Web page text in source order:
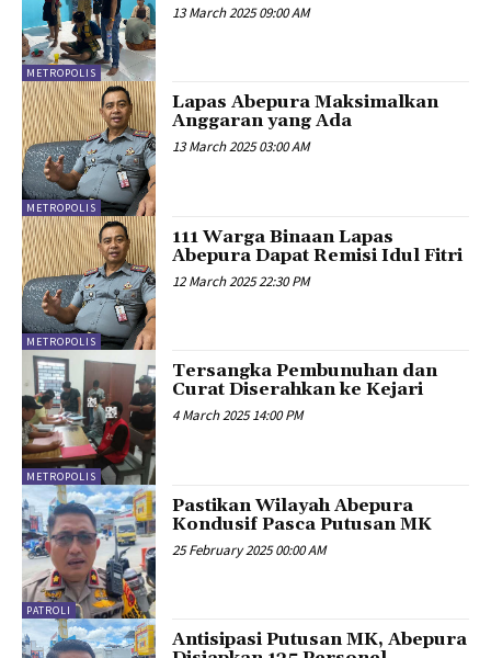
METROPOLIS
13 March 2025 09:00 AM
METROPOLIS
Lapas Abepura Maksimalkan
Anggaran yang Ada
13 March 2025 03:00 AM
METROPOLIS
111 Warga Binaan Lapas
Abepura Dapat Remisi Idul Fitri
12 March 2025 22:30 PM
METROPOLIS
Tersangka Pembunuhan dan
Curat Diserahkan ke Kejari
4 March 2025 14:00 PM
PATROLI
Pastikan Wilayah Abepura
Kondusif Pasca Putusan MK
25 February 2025 00:00 AM
Antisipasi Putusan MK, Abepura